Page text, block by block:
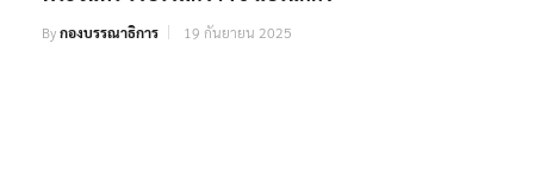
Byกองบรรณาธิการ 19 กันยายน 2025